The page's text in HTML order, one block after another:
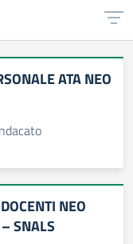
ATA NEO
NEO
SNALS